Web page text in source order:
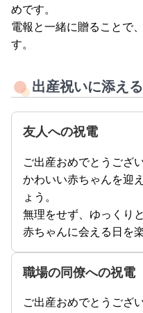
めです。
電報と一緒に贈ることで
す。
出産祝いに添え
友人への祝電
ご出産おめでとうござ
かわいい赤ちゃんを迎
ょう。
無理をせず、ゆっくり
赤ちゃんに会える日を
職場の同僚への祝電
ご出産おめでとうござ